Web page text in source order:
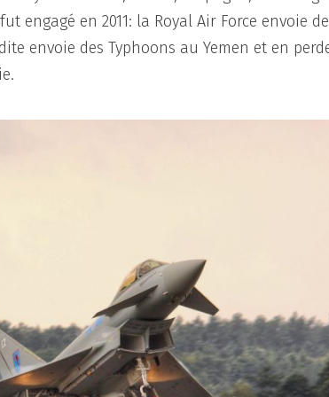
engagé en 2011: la Royal Air Force envoie
envoie des Typhoons au Yemen et en